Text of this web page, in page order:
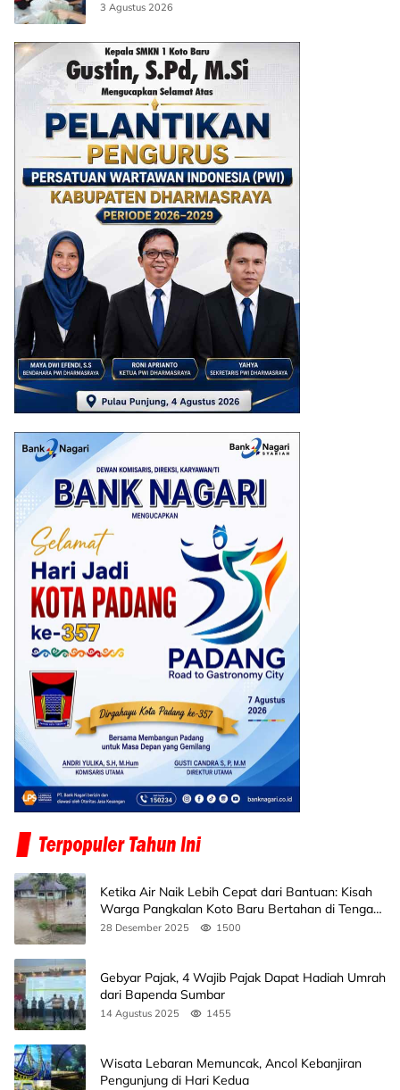
AI
3 Agustus 2026
Ketika Air Naik Lebih Cepat dari Bantuan: Kisah
Warga Pangkalan Koto Baru Bertahan di Tengah
Banjir
28 Desember 2025 1500
Gebyar Pajak, 4 Wajib Pajak Dapat Hadiah Umrah
dari Bapenda Sumbar
14 Agustus 2025 1455
Wisata Lebaran Memuncak, Ancol Kebanjiran
Pengunjung di Hari Kedua